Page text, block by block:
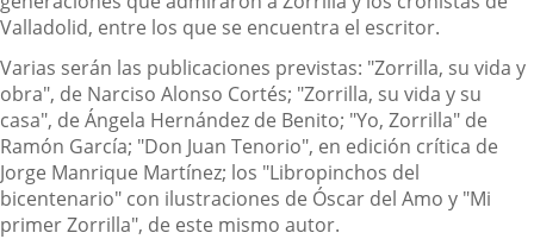
Valladolid, entre los que se encuentra el escritor.
Varias serán las publicaciones previstas: "Zorrilla, su vida y
obra", de Narciso Alonso Cortés; "Zorrilla, su vida y su
casa", de Ángela Hernández de Benito; "Yo, Zorrilla" de
Ramón García; "Don Juan Tenorio", en edición crítica de
Jorge Manrique Martínez; los "Libropinchos del
bicentenario" con ilustraciones de Óscar del Amo y "Mi
primer Zorrilla", de este mismo autor.